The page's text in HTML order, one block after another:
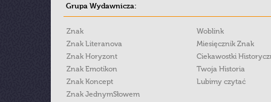
Grupa Wydawnicza:
Znak
Znak Literanova
Znak Horyzont
Znak Emotikon
Znak Koncept
Znak JednymSłowem
Woblink
Miesięcznik Znak
Ciekawostki
Twoja Historia
Lubimy czytać